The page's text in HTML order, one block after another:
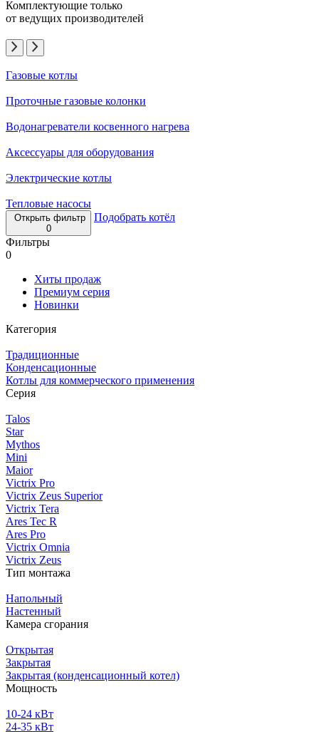
Комплектующие только
от ведущих производителей
Газовые котлы
Проточные газовые колонки
Водонагреватели косвенного нагрева
Аксессуары для оборудования
Электрические котлы
Тепловые насосы
Открыть фильтр
0
Подобрать котёл
Фильтры
0
Хиты продаж
Премиум серия
Новинки
Категория
Традиционные
Конденсационные
Котлы для коммерческого применения
Серия
Talos
Star
Mythos
Mini
Maior
Victrix Pro
Victrix Zeus Superior
Victrix Tera
Ares Tec R
Ares Pro
Victrix Omnia
Victrix Zeus
Тип монтажа
Напольный
Настенный
Камера сгорания
Открытая
Закрытая
Закрытая (конденсационный котел)
Мощность
10-24 кВт
24-35 кВт